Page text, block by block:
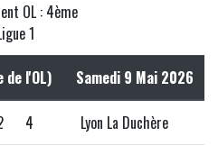
OL : 4ème
1
de l'OL) Samedi 9 Mai 2026
4 Lyon La Duchère